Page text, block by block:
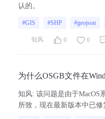
认的。
#GIS #SHP #geojson
知风 0 0
为什么OSGB文件在
统会出现模型漂移和零
知风: 该问题是由于MacOS
所致，现在最新版本中已修